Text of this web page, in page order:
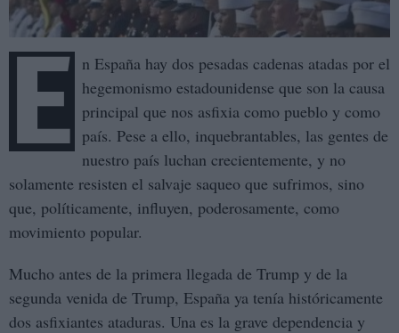
E n España hay dos pesadas cadenas atadas por el
hegemonismo estadounidense que son la causa
principal que nos asfixia como pueblo y como
país. Pese a ello, inquebrantables, las gentes de
nuestro país luchan crecientemente, y no
solamente resisten el salvaje saqueo que sufrimos, sino
que, políticamente, influyen, poderosamente, como
movimiento popular.
Mucho antes de la primera llegada de Trump y de la
segunda venida de Trump, España ya tenía históricamente
dos asfixiantes ataduras. Una es la grave dependencia y